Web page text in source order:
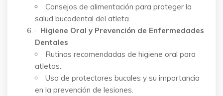
Consejos de alimentación para proteger la
salud bucodental del atleta.
· Higiene Oral y Prevención de Enfermedades
Dentales
Rutinas recomendadas de higiene oral para
atletas.
Uso de protectores bucales y su importancia
en la prevención de lesiones.